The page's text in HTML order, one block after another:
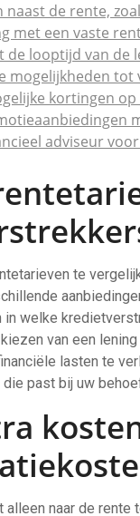
naast de rente,
met een vaste
de looptijd van de
mogelijkheden
kortingen
adviseur
te
in welke
van een
lasten te
past bij uw
naar de rente